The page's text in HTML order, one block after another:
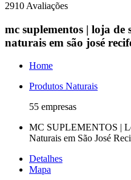
2910 Avaliações
mc suplementos | loja de
naturais em são josé
Home
Produtos Naturais
55 empresas
MC SUPLEMENTOS |
Naturais em São José
Detalhes
Mapa